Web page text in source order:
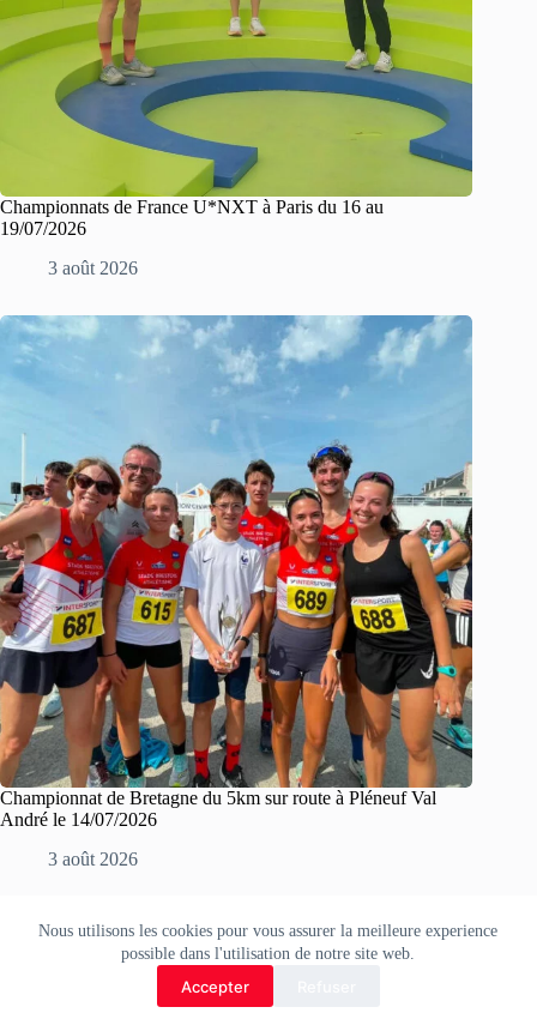
Nous utilisons les cookies pour vous assurer la meilleure experience
possible dans l'utilisation de notre site web.
Accepter
Championnats de France U*NXT à Paris du 16 au
19/07/2026
3 août 2026
Championnat de Bretagne du 5km sur route à Pléneuf Val
André le 14/07/2026
3 août 2026
Copyright © 2026 Stade Brestois Athlétisme.